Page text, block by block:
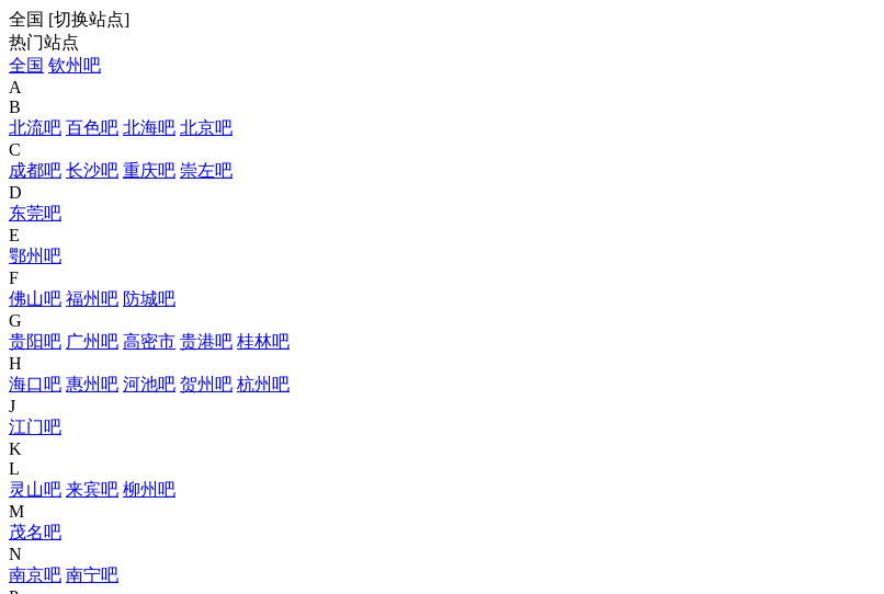
全国 [切换站点]
热门站点
全国 钦州吧
A
B
北流吧 百色吧 北海吧 北京吧
C
成都吧 长沙吧 重庆吧 崇左吧
D
东莞吧
E
鄂州吧
F
佛山吧 福州吧 防城吧
G
贵阳吧 广州吧 高密市 贵港吧 桂林吧
H
海口吧 惠州吧 河池吧 贺州吧 杭州吧
J
江门吧
K
L
灵山吧 来宾吧 柳州吧
M
茂名吧
N
南京吧 南宁吧